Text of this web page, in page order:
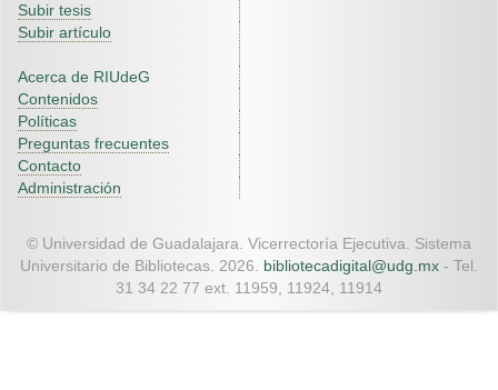
Subir tesis
Subir artículo
Acerca de RIUdeG
Contenidos
Políticas
Preguntas frecuentes
Contacto
Administración
© Universidad de Guadalajara. Vicerrectoría Ejecutiva. Sistema
Universitario de Bibliotecas. 2026. bibliotecadigital@udg.mx - Tel.
31 34 22 77 ext. 11959, 11924, 11914